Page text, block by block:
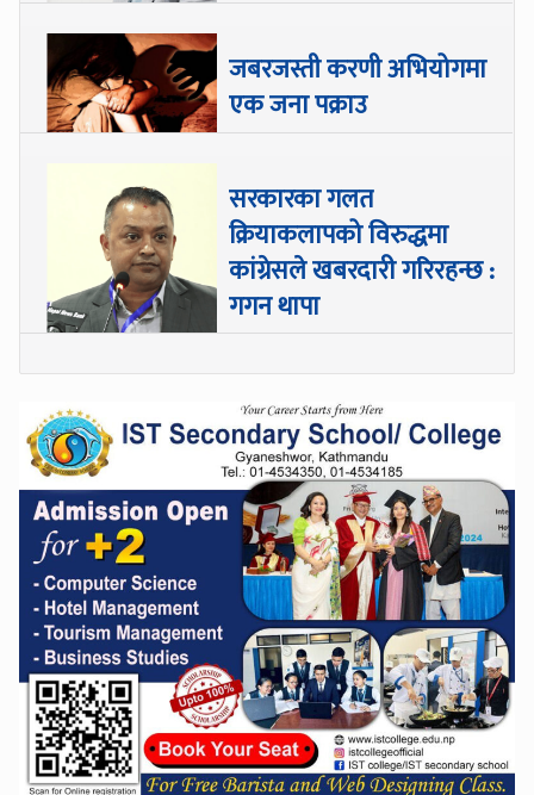
जबरजस्ती करणी अभियोगमा
एक जना पक्राउ
सरकारका गलत
क्रियाकलापको विरुद्धमा
कांग्रेसले खबरदारी गरिरहन्छ :
गगन थापा